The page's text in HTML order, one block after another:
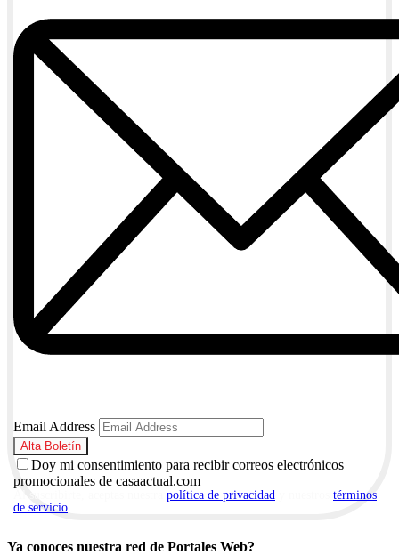
Email Address
Doy mi consentimiento para recibir correos electrónicos
promocionales de casaactual.com
política de privacidad
términos
de servicio
Ya conoces nuestra red de Portales Web?